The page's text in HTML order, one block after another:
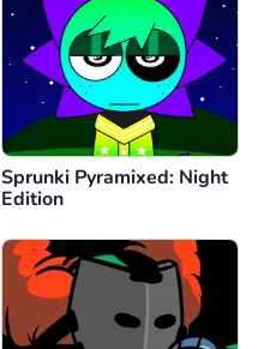
Sprunki Pyramixed: Night
Edition